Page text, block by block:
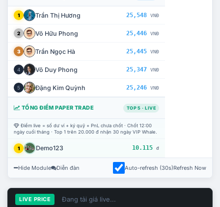
1 Trần Thị Hương 25,548 VNĐ
2 Võ Hữu Phong 25,446 VNĐ
3 Trần Ngọc Hà 25,445 VNĐ
4 Võ Duy Phong 25,347 VNĐ
5 Đặng Kim Quỳnh 25,246 VNĐ
TỔNG ĐIỂM PAPER TRADE TOP 5 · LIVE
Điểm live = số dư ví + ký quỹ + PnL chưa chốt · Chốt 12:00
ngày cuối tháng · Top 1 trên 20.000 đ nhận 30 ngày VIP Whale.
1 Demo123 10.115 đ
Hide Module Diễn đàn Auto-refresh (30s)Refresh Now
LIVE PRICE Đang tải giá live...